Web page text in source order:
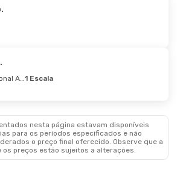
Swiss International Air Lines1 Escala
nesta página estavam disponíveis
para os períodos especificados e não
o preço final oferecido. Observe que a
os preços estão sujeitos a alterações.